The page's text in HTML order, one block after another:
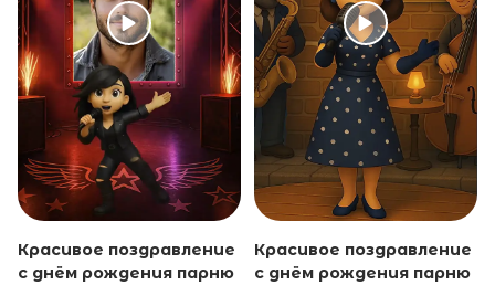
Красивое поздравление
с днём рождения парню
Красивое поздравление
с днём рождения парню